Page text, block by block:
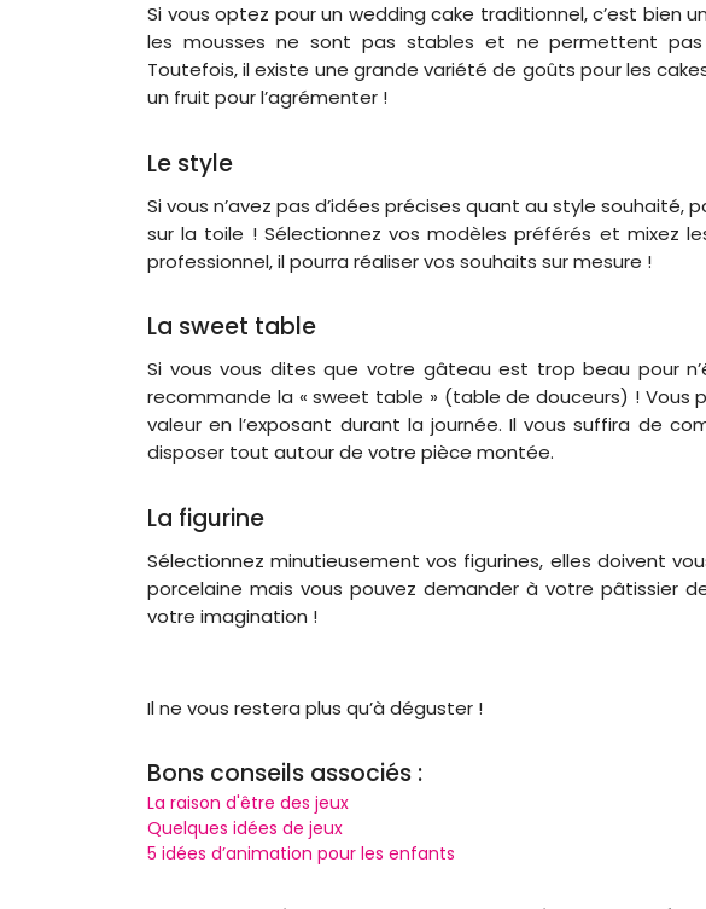
Si vous optez pour un wedding cake traditionnel, c’est bien
les mousses ne sont pas stables et ne permettent pas
Toutefois, il existe une grande variété de goûts pour les
un fruit pour l’agrémenter !
Le style
Si vous n’avez pas d’idées précises quant au style souhaité,
sur la toile ! Sélectionnez vos modèles préférés et mixez
professionnel, il pourra réaliser vos souhaits sur mesure !
La sweet table
Si vous vous dites que votre gâteau est trop beau pour
recommande la « sweet table » (table de douceurs) ! Vous
valeur en l’exposant durant la journée. Il vous suffira de
disposer tout autour de votre pièce montée.
La figurine
Sélectionnez minutieusement vos figurines, elles doivent
porcelaine mais vous pouvez demander à votre pâtissier
votre imagination !
Il ne vous restera plus qu’à déguster !
Bons conseils associés :
La raison d'être des jeux
Quelques idées de jeux
5 idées d’animation pour les enfants